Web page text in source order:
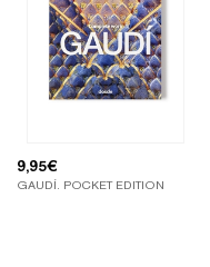
9,95€
GAUDÍ. POCKET EDITION